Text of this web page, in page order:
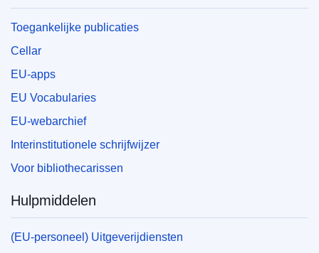
Toegankelijke publicaties
Cellar
EU-apps
EU Vocabularies
EU-webarchief
Interinstitutionele schrijfwijzer
Voor bibliothecarissen
Hulpmiddelen
(EU-personeel) Uitgeverijdiensten